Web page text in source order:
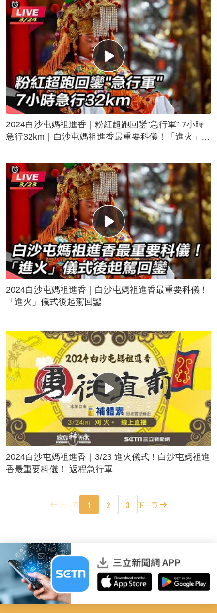
2024白沙屯媽祖進香｜粉紅超跑回鑾"急行軍" 7小時
急行32km｜白沙屯媽祖進香最重要科儀！「進火」儀
2024白沙屯媽祖進香｜白沙屯媽祖進香最重要科儀！
「進火」儀式後起駕回鑾
2024白沙屯媽祖進香｜3/23 進火儀式！白沙屯媽祖進
香最重要科儀！ 返程急行軍
上一頁 1 2 3 下一頁